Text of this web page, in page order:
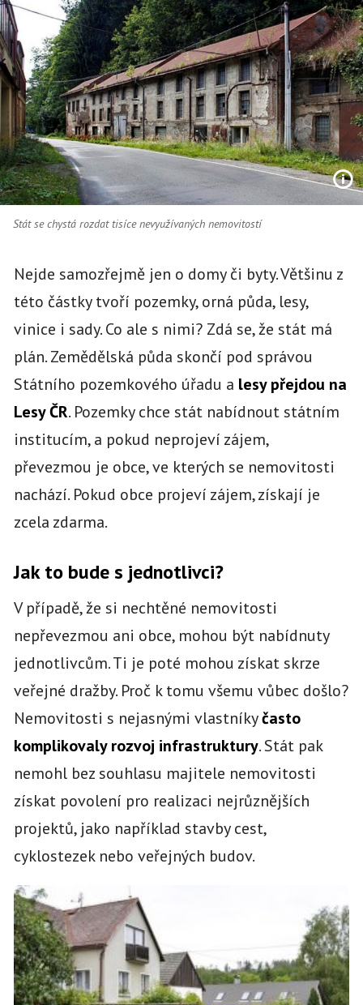
Stát se chystá rozdat tisíce nevyužívaných nemovitostí
Nejde samozřejmě jen o domy či byty. Většinu z
této částky tvoří pozemky, orná půda, lesy,
vinice i sady. Co ale s nimi? Zdá se, že stát má
plán. Zemědělská půda skončí pod správou
Státního pozemkového úřadu a lesy přejdou na
Lesy ČR. Pozemky chce stát nabídnout státním
institucím, a pokud neprojeví zájem,
převezmou je obce, ve kterých se nemovitosti
nachází. Pokud obce projeví zájem, získají je
zcela zdarma.
Jak to bude s jednotlivci?
V případě, že si nechtěné nemovitosti
nepřevezmou ani obce, mohou být nabídnuty
jednotlivcům. Ti je poté mohou získat skrze
veřejné dražby. Proč k tomu všemu vůbec došlo?
Nemovitosti s nejasnými vlastníkyčasto
komplikovaly rozvoj infrastruktury. Stát pak
nemohl bez souhlasu majitele nemovitosti
získat povolení pro realizaci nejrůznějších
projektů, jako například stavby cest,
cyklostezek nebo veřejných budov.